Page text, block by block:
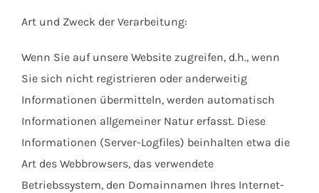
Art und Zweck der Verarbeitung:
Wenn Sie auf unsere Website zugreifen, d.h., wenn
Sie sich nicht registrieren oder anderweitig
Informationen übermitteln, werden automatisch
Informationen allgemeiner Natur erfasst. Diese
Informationen (Server-Logfiles) beinhalten etwa die
Art des Webbrowsers, das verwendete
Betriebssystem, den Domainnamen Ihres Internet-